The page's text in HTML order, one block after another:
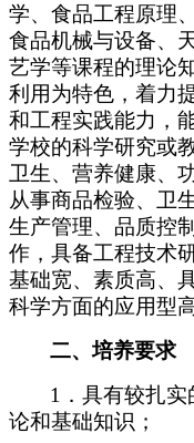
学、食品工程原理
食品机械与设备、
艺学等课程的理论
利用为特色，着力
和工程实践能力，
学校的科学研究或
卫生、营养健康、
从事商品检验、卫
生产管理、品质控
作，具备工程技术
基础宽、素质高、
科学方面的应用型
二、培养要求
1 ．具有较扎
论和基础知识；